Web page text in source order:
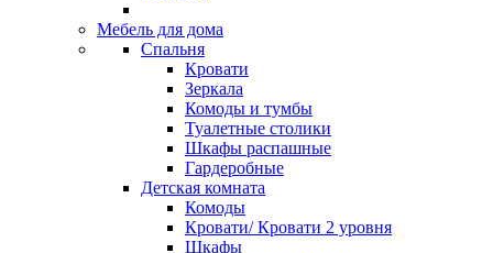
Мебель для дома
Спальня
Кровати
Зеркала
Комоды и тумбы
Туалетные столики
Шкафы распашные
Гардеробные
Детская комната
Комоды
Кровати/ Кровати 2 уровня
Шкафы